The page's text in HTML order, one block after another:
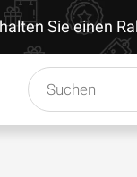
Sie einen